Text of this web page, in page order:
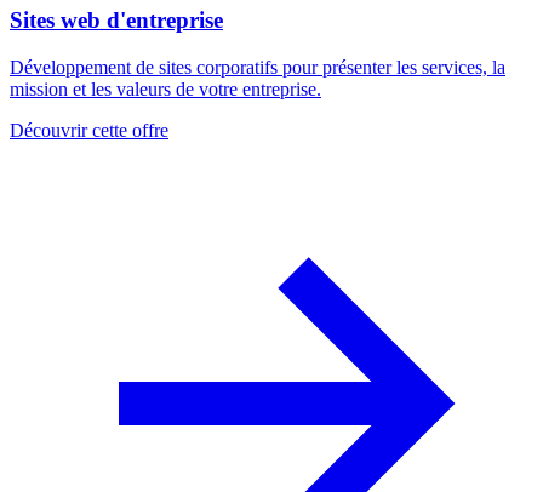
Sites web d'entreprise
Développement de sites corporatifs pour présenter les services, la
mission et les valeurs de votre entreprise.
Découvrir cette offre